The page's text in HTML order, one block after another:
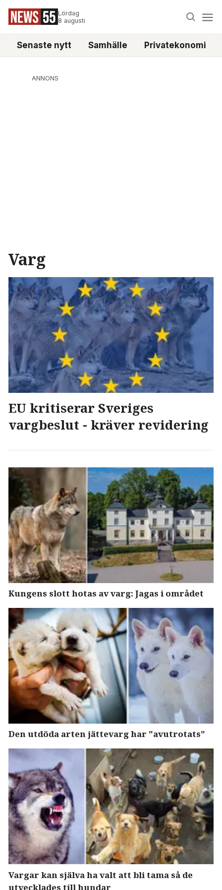
Lördag
8 augusti
Senaste nytt Samhälle Privatekonomi
ANNONS
Varg
EU kritiserar Sveriges
vargbeslut - kräver revidering
Kungens slott hotas av varg: Jagas i området
Den utdöda arten jättevarg har "avutrotats"
Vargar kan själva ha valt att bli tama så de
utvecklades till hundar